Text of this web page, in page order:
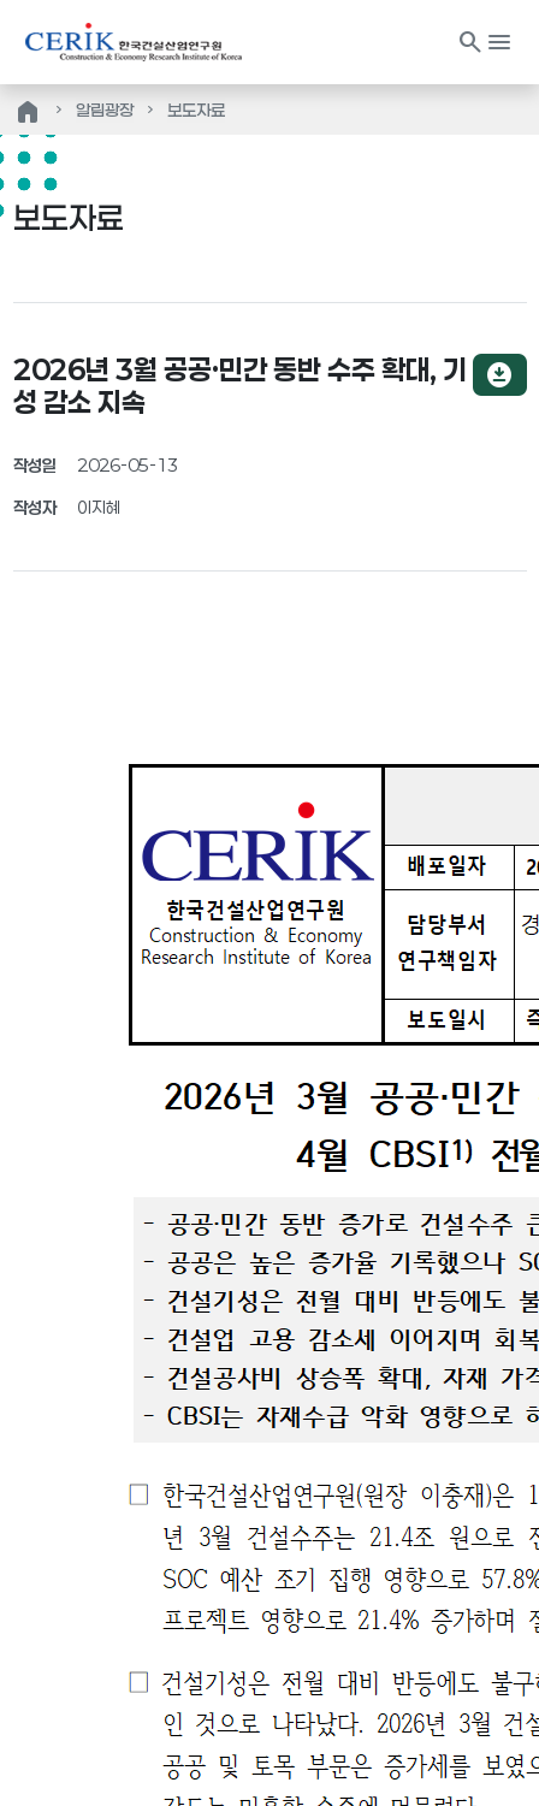
search menu
home 알림광장 보도자료
보도자료
2026년 3월 공공·민간 동반 수주 확대, 기
성 감소 지속
작성일 2026-05-13
작성자 이지혜
download_for_offline